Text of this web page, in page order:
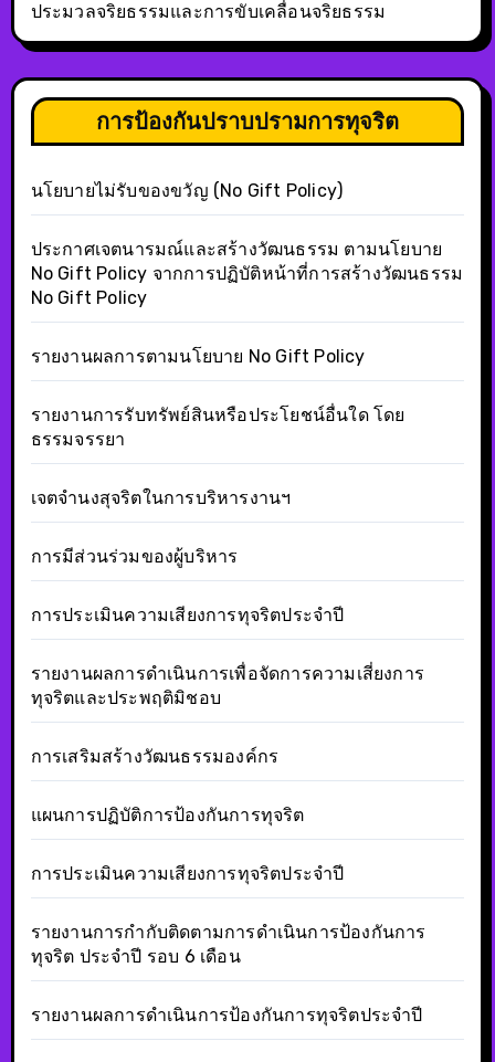
ประมวลจริยธรรมและการขับเคลื่อนจริยธรรม
การป้องกันปราบปรามการทุจริต
นโยบายไม่รับของขวัญ (No Gift Policy)
ประกาศเจตนารมณ์และสร้างวัฒนธรรม ตามนโยบาย
No Gift Policy จากการปฏิบัติหน้าที่การสร้างวัฒนธรรม
No Gift Policy
รายงานผลการตามนโยบาย No Gift Policy
รายงานการรับทรัพย์สินหรือประโยชน์อื่นใด โดย
ธรรมจรรยา
เจตจำนงสุจริตในการบริหารงานฯ
การมีส่วนร่วมของผู้บริหาร
การประเมินความเสียงการทุจริตประจำปี
รายงานผลการดำเนินการเพื่อจัดการความเสี่ยงการ
ทุจริตและประพฤติมิชอบ
การเสริมสร้างวัฒนธรรมองค์กร
แผนการปฏิบัติการป้องกันการทุจริต
การประเมินความเสียงการทุจริตประจำปี
รายงานการกำกับติดตามการดำเนินการป้องกันการ
ทุจริต ประจำปี รอบ 6 เดือน
รายงานผลการดำเนินการป้องกันการทุจริตประจำปี